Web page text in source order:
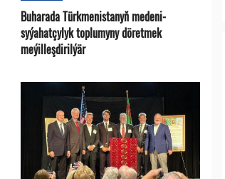
Buharada Türkmenistanyň medeni-
syýahatçylyk toplumyny döretmek
meýilleşdirilýär